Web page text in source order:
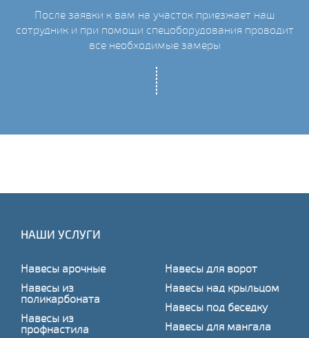
После заявки к вам на участок приезжает наш
сотрудник и при помощи спецоборудования проводит
все необходимые замеры
НАШИ УСЛУГИ
Навесы арочные
Навесы из
поликарбоната
Навесы из
профнастила
Навесы для ворот
Навесы над крыльцом
Навесы под беседку
Навесы для мангала